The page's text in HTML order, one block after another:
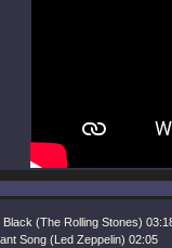
Black (The Rolling Stones)
Song (Led Zeppelin) 02:05